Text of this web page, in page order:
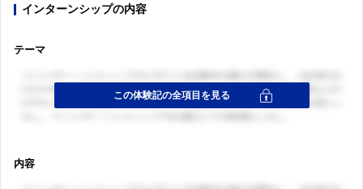
インターンシップの内容
テーマ
内容
ログイン・会員登録